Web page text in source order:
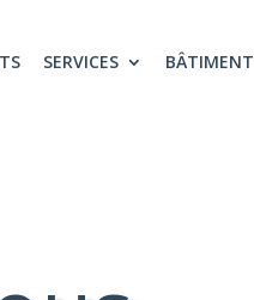
SERVICES BÂTIMENT